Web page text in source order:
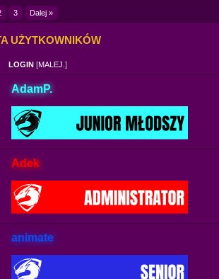
3 Dalej »
UŻYTKOWNIKÓW
LOGIN [MALEJ. ]
AdamP.
Adek
animate